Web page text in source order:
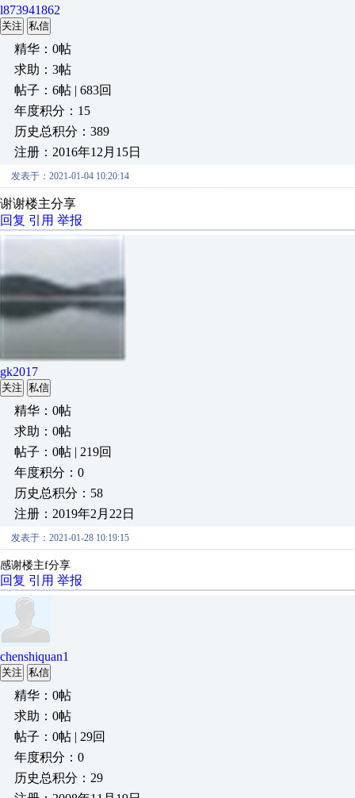
l873941862
关注 私信
精华：0帖
求助：3帖
帖子：6帖 | 683回
年度积分：15
历史总积分：389
注册：2016年12月15日
发表于：2021-01-04 10:20:14
谢谢楼主分享
回复 引用 举报
gk2017
关注 私信
精华：0帖
求助：0帖
帖子：0帖 | 219回
年度积分：0
历史总积分：58
注册：2019年2月22日
发表于：2021-01-28 10:19:15
感谢楼主f分享
回复 引用 举报
chenshiquan1
关注 私信
精华：0帖
求助：0帖
帖子：0帖 | 29回
年度积分：0
历史总积分：29